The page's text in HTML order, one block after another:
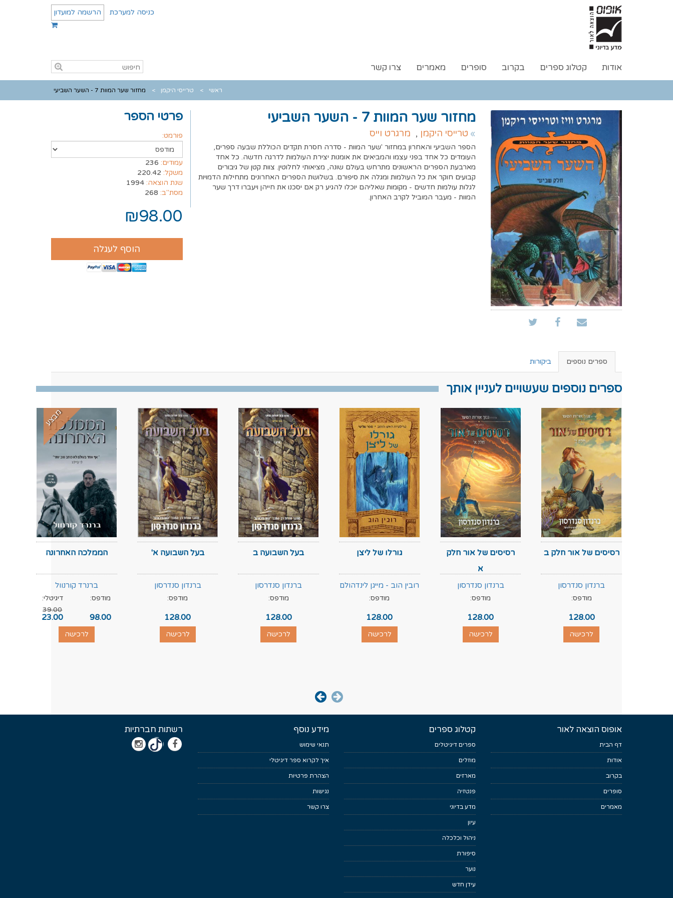
כניסה למערכת הרשמה למועדון
אודות קטלוג ספרים בקרוב סופרים מאמרים צרו קשר
ראשי טרייסי היקמן מחזור שער המוות 7 - השער השביעי
מחזור שער המוות 7 - השער השביעי
טרייסי היקמן , מרגרט וייס
הספר השביעי והאחרון במחזור 'שער המוות - סדרה חסרת תקדים הכוללת שבעה ספרים,
העומדים כל אחד בפני עצמו והמביאים את אומנות יצירת העולמות לדרגה חדשה. כל אחד
מארבעת הספרים הראשונים מתרחש בעולם שונה, מציאותי לחלוטין. צוות קטן של גיבורים
קבועים חוקר את כל העולמות ומגלה את סיפורם. בשלושת הספרים האחרונים מתחילות הדמויות
לגלות עולמות חדשים - מקומות שאליהם יוכלו להגיע רק אם יסכנו את חייהן ויעברו דרך שער
המוות - מעבר המוביל לקרב האחרון.
פרטי הספר
פורמט:
עמודים: 236
משקל: 220.42
שנת הוצאה:1994
מסת"ב: 268
₪98.00
הוסף לעגלה
ספרים נוספים ביקורות
ספרים נוספים שעשויים לעניין אותך
רסיסים של אור חלק ב
ברנדון סנדרסון
מודפס:
128.00
לרכישה
רסיסים של אור חלק
א
ברנדון סנדרסון
מודפס:
128.00
לרכישה
גורלו של ליצן
רובין הוב - מייגן לינדהולם
מודפס:
128.00
לרכישה
בעל השבועה ב
ברנדון סנדרסון
מודפס:
128.00
לרכישה
בעל השבועה א'
ברנדון סנדרסון
מודפס:
128.00
לרכישה
מבצע
הממלכה האחרונה
ברנרד קורנוול
מודפס:
98.00
דיגיטלי:
39.00
23.00
לרכישה
אופוס הוצאה לאור
דף הבית
אודות
בקרוב
סופרים
מאמרים
קטלוג ספרים
ספרים דיגיטלים
מוזלים
מארזים
פנטזיה
מדע בדיוני
עיון
ניהול וכלכלה
סיפורת
נוער
עידן חדש
מידע נוסף
תנאי שימוש
איך לקרוא ספר דיגיטלי
הצהרת פרטיות
נגישות
צרו קשר
רשתות חברתיות